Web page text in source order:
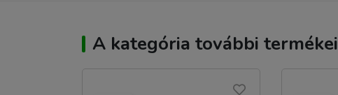
A kategória további termékei